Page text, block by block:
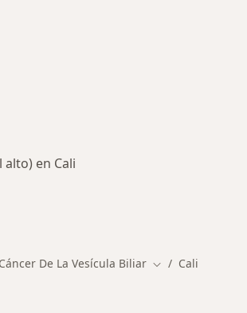
en Cali
Cáncer De La Vesícula Biliar Cambiar de ciudad
Cali